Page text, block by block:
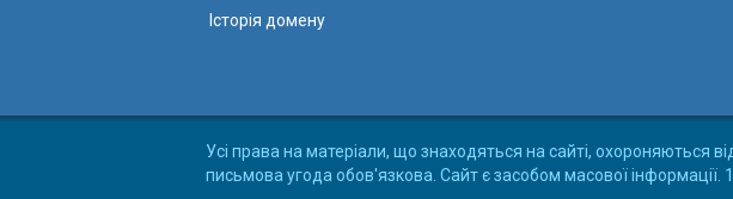
Історія домену
Усі права на матеріали, що знаходяться на сайті, охороняються
письмова угода обов'язкова. Сайт є засобом масової інформації.